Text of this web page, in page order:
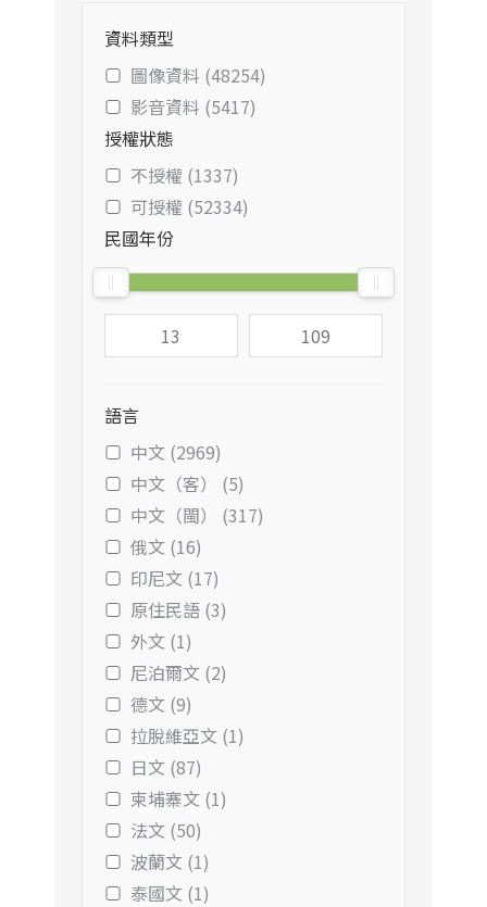
資料類型
圖像資料 (48254)
影音資料 (5417)
授權狀態
不授權 (1337)
可授權 (52334)
民國年份
語言
中文 (2969)
中文（客） (5)
中文（閩） (317)
俄文 (16)
印尼文 (17)
原住民語 (3)
外文 (1)
尼泊爾文 (2)
德文 (9)
拉脫維亞文 (1)
日文 (87)
柬埔寨文 (1)
法文 (50)
波蘭文 (1)
泰國文 (1)